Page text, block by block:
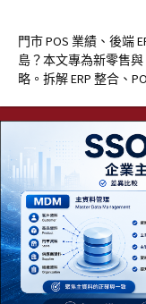
門市 POS 業績、後端
島？本文專為新零售
略。拆解 ERP 整合、